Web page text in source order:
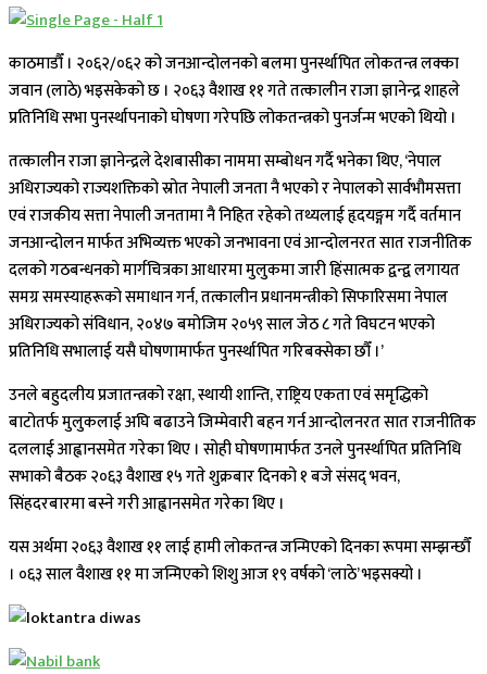
काठमाडौँ । २०६२/०६२ को जनआन्दोलनको बलमा पुनर्स्थापित लोकतन्त्र लक्का
जवान (लाठे) भइसकेको छ । २०६३ वैशाख ११ गते तत्कालीन राजा ज्ञानेन्द्र शाहले
प्रतिनिधि सभा पुनर्स्थापनाको घोषणा गरेपछि लोकतन्त्रको पुनर्जन्म भएको थियो ।
तत्कालीन राजा ज्ञानेन्द्रले देशबासीका नाममा सम्बोधन गर्दै भनेका थिए, ‘नेपाल
अधिराज्यको राज्यशक्तिको स्रोत नेपाली जनता नै भएको र नेपालको सार्वभौमसत्ता
एवं राजकीय सत्ता नेपाली जनतामा नै निहित रहेको तथ्यलाई हृदयङ्गम गर्दै वर्तमान
जनआन्दोलन मार्फत अभिव्यक्त भएको जनभावना एवं आन्दोलनरत सात राजनीतिक
दलको गठबन्धनको मार्गचित्रका आधारमा मुलुकमा जारी हिंसात्मक द्वन्द्व लगायत
समग्र समस्याहरूको समाधान गर्न, तत्कालीन प्रधानमन्त्रीको सिफारिसमा नेपाल
अधिराज्यको संविधान, २०४७ बमोजिम २०५९ साल जेठ ८ गते विघटन भएको
प्रतिनिधि सभालाई यसै घोषणामार्फत पुनर्स्थापित गरिबक्सेका छौँ ।’
उनले बहुदलीय प्रजातन्त्रको रक्षा, स्थायी शान्ति, राष्ट्रिय एकता एवं समृद्धिको
बाटोतर्फ मुलुकलाई अघि बढाउने जिम्मेवारी बहन गर्न आन्दोलनरत सात राजनीतिक
दललाई आह्वानसमेत गरेका थिए । सोही घोषणामार्फत उनले पुनर्स्थापित प्रतिनिधि
सभाको बैठक २०६३ वैशाख १५ गते शुक्रबार दिनको १ बजे संसद् भवन,
सिंहदरबारमा बस्ने गरी आह्वानसमेत गरेका थिए ।
यस अर्थमा २०६३ वैशाख ११ लाई हामी लोकतन्त्र जन्मिएको दिनका रूपमा सम्झन्छौँ
। ०६३ साल वैशाख ११ मा जन्मिएको शिशु आज १९ वर्षको ‘लाठे’ भइसक्यो ।